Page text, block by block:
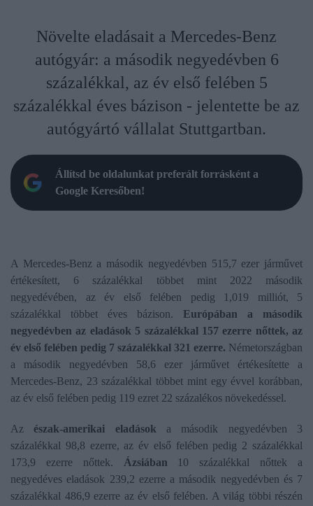
Növelte eladásait a Mercedes-Benz
autógyár: a második negyedévben 6
százalékkal, az év első felében 5
százalékkal éves bázison - jelentette be az
autógyártó vállalat Stuttgartban.
Állítsd be oldalunkat preferált forrásként a
Google Keresőben!
A Mercedes-Benz a második negyedévben 515,7 ezer járművet
értékesített, 6 százalékkal többet mint 2022 második
negyedévében, az év első felében pedig 1,019 milliót, 5
százalékkal többet éves bázison. Európában a második
negyedévben az eladások 5 százalékkal 157 ezerre nőttek, az
év első felében pedig 7 százalékkal 321 ezerre. Németországban
a második negyedévben 58,6 ezer járművet értékesítette a
Mercedes-Benz, 23 százalékkal többet mint egy évvel korábban,
az év első felében pedig 119 ezret 22 százalékos növekedéssel.
Az észak-amerikai eladások a második negyedévben 3
százalékkal 98,8 ezerre, az év első felében pedig 2 százalékkal
173,9 ezerre nőttek. Ázsiában 10 százalékkal nőttek a
negyedéves eladások 239,2 ezerre a második negyedévben és 7
százalékkal 486,9 ezerre az év első felében. A világ többi részén